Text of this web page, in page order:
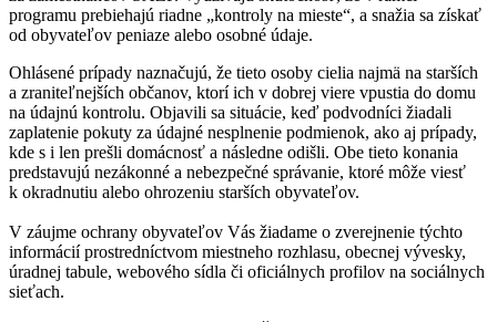
programu prebiehajú riadne „kontroly na mieste“, a snažia sa získať
od obyvateľov peniaze alebo osobné údaje.
Ohlásené prípady naznačujú, že tieto osoby cielia najmä na starších
a zraniteľnejších občanov, ktorí ich v dobrej viere vpustia do domu
na údajnú kontrolu. Objavili sa situácie, keď podvodníci žiadali
zaplatenie pokuty za údajné nesplnenie podmienok, ako aj prípady,
kde s i len prešli domácnosť a následne odišli. Obe tieto konania
predstavujú nezákonné a nebezpečné správanie, ktoré môže viesť
k okradnutiu alebo ohrozeniu starších obyvateľov.
V záujme ochrany obyvateľov Vás žiadame o zverejnenie týchto
informácií prostredníctvom miestneho rozhlasu, obecnej vývesky,
úradnej tabule, webového sídla či oficiálnych profilov na sociálnych
sieťach.